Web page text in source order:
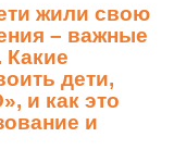
жили свою
– важные
Какие
дети,
и как это
и